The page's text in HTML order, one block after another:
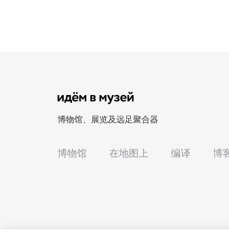
博物馆、展览及远足聚合器
博物馆 在地图上 编译 博